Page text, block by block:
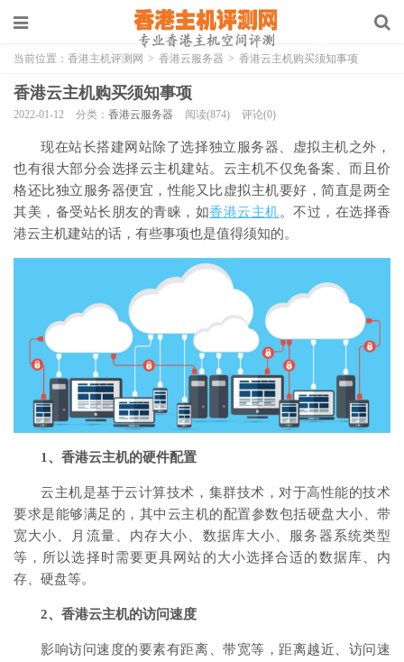
当前位置： 香港主机评测网 > 香港云服务器 > 香港云主机购买须知事项
香港云主机购买须知事项
2022-01-12 分类： 香港云服务器 阅读(874) 评论(0)
现在站长搭建网站除了选择独立服务器、虚拟主机之外，
也有很大部分会选择云主机建站。云主机不仅免备案、而且价
格还比独立服务器便宜，性能又比虚拟主机要好，简直是两全
其美，备受站长朋友的青睐，如香港云主机。不过，在选择香
港云主机建站的话，有些事项也是值得须知的。
1、香港云主机的硬件配置
云主机是基于云计算技术，集群技术，对于高性能的技术
要求是能够满足的，其中云主机的配置参数包括硬盘大小、带
宽大小、月流量、内存大小、数据库大小、服务器系统类型
等，所以选择时需要更具网站的大小选择合适的数据库、内
存、硬盘等。
2、香港云主机的访问速度
影响访问速度的要素有距离、带宽等，距离越近、访问速